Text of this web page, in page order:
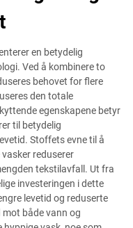
en betydelig
Ved å kombinere to
behovet for flere
den totale
egenskapene betyr
til betydelig
Stoffets evne til å
reduserer
tekstilavfall. Ut fra
investeringen i dette
levetid og reduserte
både vann og